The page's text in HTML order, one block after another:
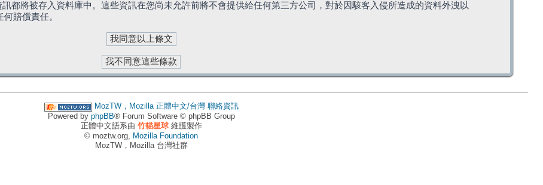
都將被存入資料庫中。這些資訊在您尚未允許前將不會提供給任何第三方公司，對於因駭客入侵所造成的資料外洩以
賠償責任。
MozTW，Mozilla 正體中文/台灣 聯絡資訊
Powered by phpBB® Forum Software © phpBB Group
正體中文語系由 竹貓星球維護製作
© moztw.org, Mozilla Foundation
MozTW，Mozilla 台灣社群